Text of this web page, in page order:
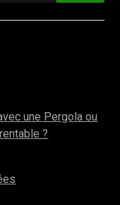
une Pergola ou
?